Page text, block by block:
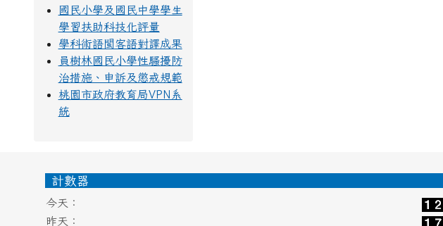
國民小學及國民中學學生
學習扶助科技化評量
學科術語閩客語對譯成果
員樹林國民小學性騷擾防
治措施、申訴及懲戒規範
桃園市政府教育局VPN系
統
頁尾區域內容
計數器
今天：
昨天：